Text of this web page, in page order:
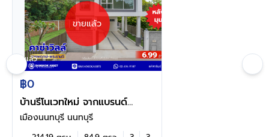
ดูแล้ว
ขายแล้ว
฿0
บ้านรีโนเวทใหม่ จากแบรนด์
Q.House โครงการ คาซ่าวิลล์
ราชพฤกษ์-พระราม5 ติดถนน
เมืองนนทบุรี นนทบุรี